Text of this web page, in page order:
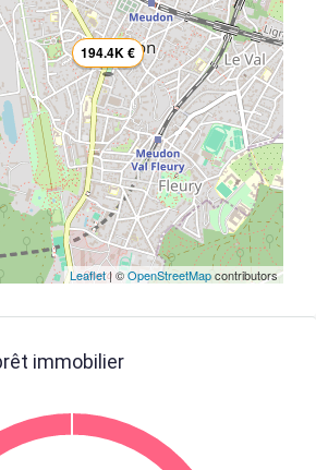
194.4K €
Leaflet| ©OpenStreetMapcontributors
immobilier